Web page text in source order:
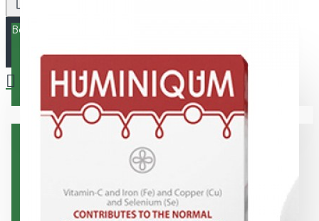
Всички
Коса
Лице
Орална хигиена
Хранителни добавки
Вашата количка е празна!